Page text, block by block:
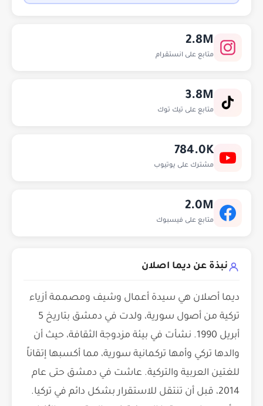
2.8M
متابع على انستقرام
3.8M
متابع على تيك توك
784.0K
مشترك على يوتيوب
2.0M
متابع على فيسبوك
نبذة عن ديما اصلان
ديما أصلان هي سيدة أعمال وشيف ومصممة أزياء
تركية من أصول سورية، ولدت في دمشق بتاريخ 5
أبريل 1990. نشأت في بيئة مزدوجة الثقافة، حيث أن
والدها تركي وأمها تركمانية سورية، مما أكسبها إتقاناً
للغتين العربية والتركية. عاشت في دمشق حتى عام
2014، قبل أن تنتقل للاستقرار بشكل دائم في تركيا.